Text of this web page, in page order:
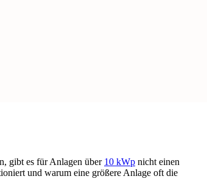
gibt es für Anlagen über 10 kWp nicht einen
und warum eine größere Anlage oft die